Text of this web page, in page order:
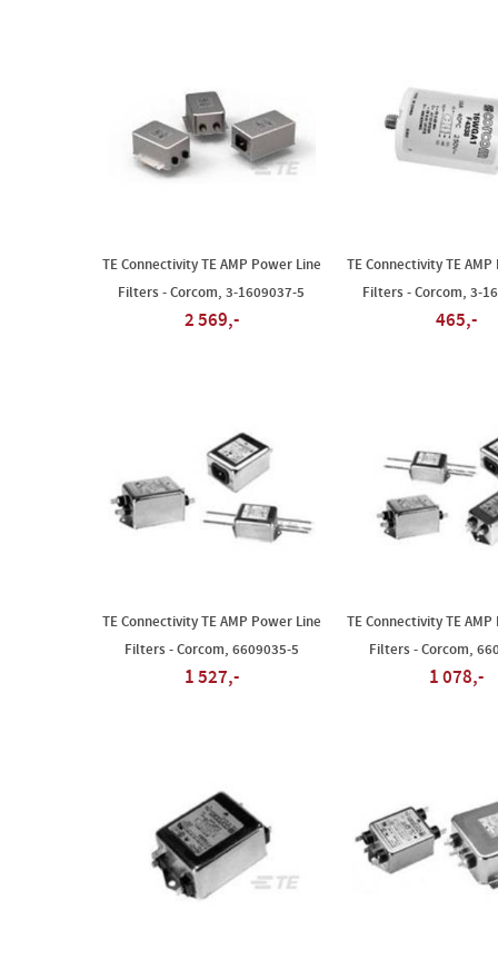
TE Connectivity TE AMP Power Line
Filters - Corcom, 3-1609037-5
2 569,-
TE Connectivity TE
Filters - Corcom, 3-
465,-
TE Connectivity TE AMP Power Line
Filters - Corcom, 6609035-5
1 527,-
TE Connectivity TE
Filters - Corcom,
1 078,-